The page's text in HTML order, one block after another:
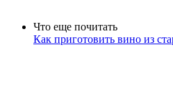
Что еще почитать
Как приготовить вино из